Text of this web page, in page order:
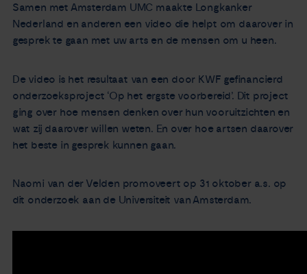
Over ons
Contact
Samen met Amsterdam UMC maakte Longkanker
Nederland en anderen een video die helpt om daarover in
gesprek te gaan met uw arts en de mensen om u heen.
De video is het resultaat van een door KWF gefinancierd
onderzoeksproject ‘Op het ergste voorbereid’. Dit project
ging over hoe mensen denken over hun vooruitzichten en
wat zij daarover willen weten. En over hoe artsen daarover
het beste in gesprek kunnen gaan.
Naomi van der Velden promoveert op 31 oktober a.s. op
dit onderzoek aan de Universiteit van Amsterdam.